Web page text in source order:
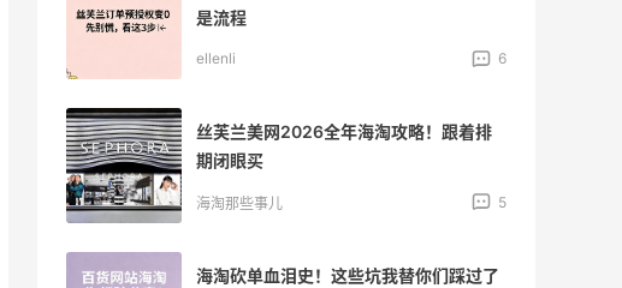
是流程
ellenli 6
丝芙兰美网2026全年海淘攻略！跟着排
期闭眼买
海淘那些事儿 5
海淘砍单血泪史！这些坑我替你们踩过了